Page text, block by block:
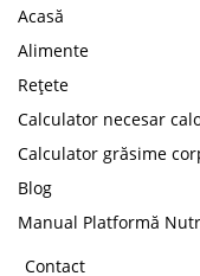
Acasă
Alimente
Rețete
Calculator necesar
Calculator grăsime
Blog
Manual Platformă
Contact